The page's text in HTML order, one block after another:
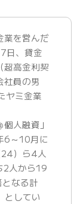
業を営んだ
日、貸金
超高金利契
社員の男
ヤミ金業
人融資」
6～10月に
24）ら4人
2人から19
なる計
としてい